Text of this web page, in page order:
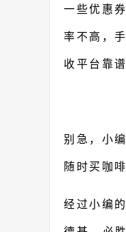
一些优惠
率不高，
收平台靠谱
别急，小
随时买咖
经过小编